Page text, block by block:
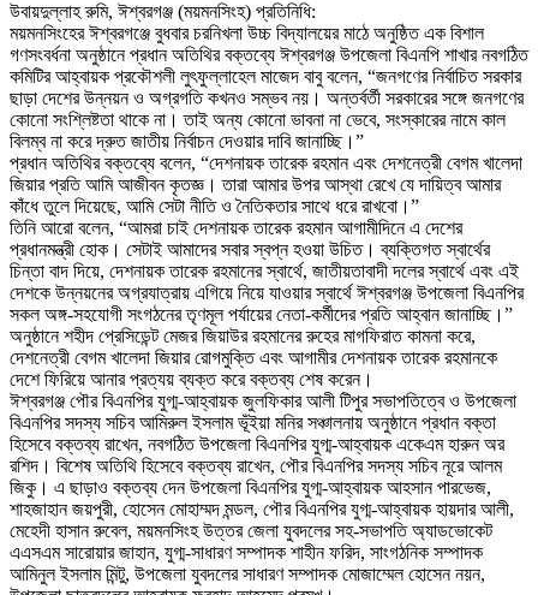
উবায়দুল্লাহ রুমি, ঈশ্বরগঞ্জ (ময়মনসিংহ) প্রতিনিধি:
ময়মনসিংহের ঈশ্বরগঞ্জে বুধবার চরনিখলা উচ্চ বিদ্যালয়ের মাঠে অনুষ্ঠিত এক বিশাল
গণসংবর্ধনা অনুষ্ঠানে প্রধান অতিথির বক্তব্যে ঈশ্বরগঞ্জ উপজেলা বিএনপি শাখার নবগঠিত
কমিটির আহ্বায়ক প্রকৌশলী লুৎফুল্লাহেল মাজেদ বাবু বলেন, “জনগণের নির্বাচিত সরকার
ছাড়া দেশের উন্নয়ন ও অগ্রগতি কখনও সম্ভব নয়। অন্তর্বর্তী সরকারের সঙ্গে জনগণের
কোনো সংশ্লিষ্টতা থাকে না। তাই অন্য কোনো ভাবনা না ভেবে, সংস্কারের নামে কাল
বিলম্ব না করে দ্রুত জাতীয় নির্বাচন দেওয়ার দাবি জানাচ্ছি।”
প্রধান অতিথির বক্তব্যে বলেন, “দেশনায়ক তারেক রহমান এবং দেশনেত্রী বেগম খালেদা
জিয়ার প্রতি আমি আজীবন কৃতজ্ঞ। তারা আমার উপর আস্থা রেখে যে দায়িত্ব আমার
কাঁধে তুলে দিয়েছে, আমি সেটা নীতি ও নৈতিকতার সাথে ধরে রাখবো।”
তিনি আরো বলেন, “আমরা চাই দেশনায়ক তারেক রহমান আগামীদিনে এ দেশের
প্রধানমন্ত্রী হোক। সেটাই আমাদের সবার স্বপ্ন হওয়া উচিত। ব্যক্তিগত স্বার্থের
চিন্তা বাদ দিয়ে, দেশনায়ক তারেক রহমানের স্বার্থে, জাতীয়তাবাদী দলের স্বার্থে এবং এই
দেশকে উন্নয়নের অগ্রযাত্রায় এগিয়ে নিয়ে যাওয়ার স্বার্থে ঈশ্বরগঞ্জ উপজেলা বিএনপির
সকল অঙ্গ-সহযোগী সংগঠনের তৃণমূল পর্যায়ের নেতা-কর্মীদের প্রতি আহ্বান জানাচ্ছি।”
অনুষ্ঠানে শহীদ প্রেসিডেন্ট মেজর জিয়াউর রহমানের রুহের মাগফিরাত কামনা করে,
দেশনেত্রী বেগম খালেদা জিয়ার রোগমুক্তি এবং আগামীর দেশনায়ক তারেক রহমানকে
দেশে ফিরিয়ে আনার প্রত্যয় ব্যক্ত করে বক্তব্য শেষ করেন।
ঈশ্বরগঞ্জ পৌর বিএনপির যুগ্ম-আহ্বায়ক জুলফিকার আলী টিপুর সভাপতিত্বে ও উপজেলা
বিএনপির সদস্য সচিব আমিরুল ইসলাম ভূঁইয়া মনির সঞ্চালনায় অনুষ্ঠানে প্রধান বক্তা
হিসেবে বক্তব্য রাখেন, নবগঠিত উপজেলা বিএনপির যুগ্ম-আহ্বায়ক একেএম হারুন অর
রশিদ। বিশেষ অতিথি হিসেবে বক্তব্য রাখেন, পৌর বিএনপির সদস্য সচিব নূরে আলম
জিকু। এ ছাড়াও বক্তব্য দেন উপজেলা বিএনপির যুগ্ম-আহ্বায়ক আহসান পারভেজ,
শাহজাহান জয়পুরী, হোসেন মোহাম্মদ মন্ডল, পৌর বিএনপির যুগ্ম-আহ্বায়ক হায়দার আলী,
মেহেদী হাসান রুবেল, ময়মনসিংহ উত্তর জেলা যুবদলের সহ-সভাপতি অ্যাডভোকেট
এএসএম সারোয়ার জাহান, যুগ্ম-সাধারণ সম্পাদক শাহীন ফরিদ, সাংগঠনিক সম্পাদক
আমিনুল ইসলাম মিন্টু, উপজেলা যুবদলের সাধারণ সম্পাদক মোজাম্মেল হোসেন নয়ন,